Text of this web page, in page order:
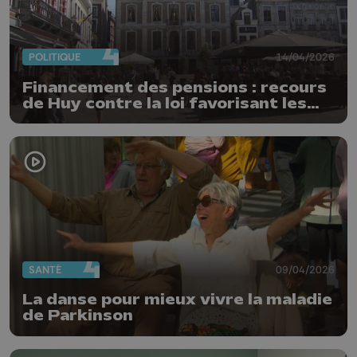
POLITIQUE 14/04/2026
Financement des pensions : recours
de Huy contre la loi favorisant les
villes de + 100.000 habitants
SANTÉ 09/04/2026
La danse pour mieux vivre la maladie
de Parkinson